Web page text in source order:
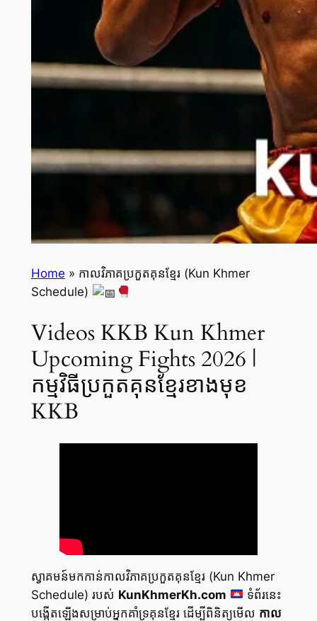
Home » កាលវិភាគប្រកួតគុនខ្មែរ (Kun Khmer
Schedule)
Videos KKB Kun Khmer
Upcoming Fights 2026 |
កម្មវិធីប្រកួតគុនខ្មែរខាងមុខ
KKB
ស្វាគមន៍មកកាន់កាលវិភាគប្រកួតគុនខ្មែរ (Kun Khmer
Schedule) របស់ KunKhmerKh.com
ទំព័រនេះ
បង្កើតឡើងសម្រាប់អ្នកគាំទ្រគុនខ្មែរ ដើម្បីពិនិត្យមើល កាល